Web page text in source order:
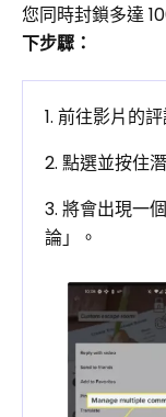
您同時封鎖多達
下步驟：
1. 前往影片的
2. 點選並按住
3. 將會出現一
論」。